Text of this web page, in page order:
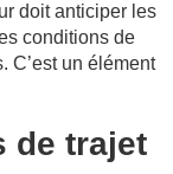
doit anticiper les
conditions de
C’est un élément
de trajet